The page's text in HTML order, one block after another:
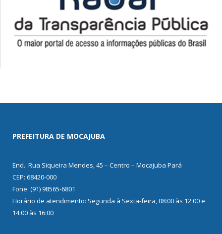
PREFEITURA DE MOCAJUBA
End.: Rua Siqueira Mendes, 45 – Centro – Mocajuba Pará
CEP: 68420-000
Fone: (91) 98565-6801
Horário de atendimento: Segunda à Sexta-feira, 08:00 às 12:00 e
14:00 às 16:00